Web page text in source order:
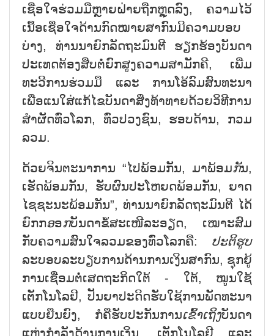
ເຊື່ອໃຈຮ່ວມມືຫຼາຍຝ່າຍຖືກຫຼຸດລົງ, ຄວາມໄວ້
ເນື້ອເຊື່ອໃຈດ້ານກົດໝາຍສາກົນມີຄວາມບອບ
ບ່າງ, ທ່ານນາຍົກລັດຖະມົນຕີ ຮຽກຮ້ອງບັນດາ
ປະເທດຕ້ອງສືບຕໍ່ຍົກສູງຄວາມສາມັກຄີ, ເພີ່ມ
ທະວີການຮ່ວມມື ແລະ ການໂອ້ລົມສົນທະນາ
ເພື່ອແນໃສ່ແກ້ໄຂບັນດາສິ່ງທ້າທາຍດ້ວຍວິທີການ
ສຳຜັດທົ່ວໂລກ, ທົ່ວປວງຊົນ, ຮອບດ້ານ, ກວມ
ລວມ.
ດ້ວຍຈິນຕະນາການ “ໄປພ້ອມກັນ, ມາພ້ອມກັນ,
ເຮັດພ້ອມກັນ, ຮັບຜົນປະໂຫຍດພ້ອມກັນ, ຍາດ
ໄຊຊະນະພ້ອມກັນ”, ທ່ານນາຍົກລັດຖະມົນຕີ ໄດ້
ຍົກກອອກບັນດາຂໍ້ສະເໜີລະອຽດ, ເໝາະສົມ
ກັບຄວາມສົນໃຈລວມຂອງທົ່ວໂລກຄື: ປະຕິຮູບ
ລະບອບລະບຽບການດ້ານການເງິນສາກົນ, ຊຸກຍູ້
ການເຊື່ອມຕໍ່ເສດຖະກິດໃຕ້ - ໃຕ້, ໝູນໃຊ້
ເຕັກໂນໂລຢີ, ປັນຍາປະດິດຮັບໃຊ້ການພັດທະນາ
ແບບຍືນຍົງ, ກໍຄືຮັບປະກັນການເຂົ້າເຖິງບັນດາ
ແຫຼ່ງກຳລັງດ້ານການເງິນ, ເຕັກໂນໂລຢີ ແລະ